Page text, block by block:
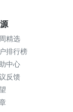
精选
排行榜
中心
反馈